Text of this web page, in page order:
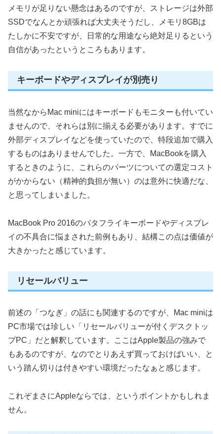
メモリが足りない懸念はあるのですが、ストレージは外部
SSDでなんとか頑張れば大丈夫そうだし、メモリ8GBは
たしかに不安ですが、日常的な用途なら絶対足りるという
自信があったというところもあります。
キーボードやディスプレイが別売り
当然なからMac miniにはキーボードもモニターも付いてい
ませんので、それらは別に揃える必要があります。すでに
外部ディスプレイなどを使っていたので、特段追加で購入
するものはありませんでした。一方で、MacBookを購入
するときのように、これらのパーツについての選定コスト
がかからない（精神的負担が無い）のは意外に快適だな、
と思ってしまいました。
MacBook Pro 2016のバタフライキーボードやディスプレ
イの不具合に悩まされた前例もあり、結構この点は価値が
大きかったと感じています。
リセールバリュー
前述の「つなぎ」の話にも関連するのですが、Mac miniは
PC市場では珍しい「リセールバリューが付くデスクトッ
プPC」だと解釈しています。ここはApple製品の強みで
もあるのですが、なのでとりあえず買っておけばいい、と
いう踏ん切りは付きやすい環境だったなぁと感じます。
これぞまさにAppleならでは、というポイントかもしれま
せん。